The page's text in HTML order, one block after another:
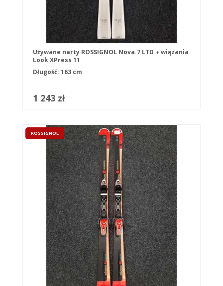
Używane narty ROSSIGNOL Nova.7 LTD + wiązania
Look XPress 11
Długość: 163 cm
1 243 zł
ROSSIGNOL